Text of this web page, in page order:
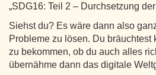
„SDG16: Teil 2 – Durchsetzung
Siehst du? Es wäre dann also
Probleme zu lösen. Du bräuchtest
zu bekommen, ob du auch alles
übernähme dann das digitale